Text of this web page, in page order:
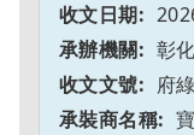
彰
府